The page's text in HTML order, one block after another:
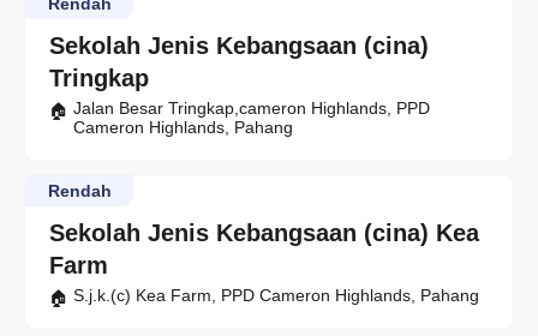
Sekolah Jenis Kebangsaan (cina)
Tringkap
Jalan Besar Tringkap,cameron Highlands, PPD
Cameron Highlands, Pahang
Sekolah Jenis Kebangsaan (cina) Kea
Farm
Rendah
S.j.k.(c) Kea Farm, PPD Cameron Highlands, Pahang